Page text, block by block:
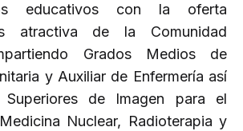
educativos con la oferta
atractiva de la Comunidad
Grados Medios de
y Auxiliar de Enfermería así
Superiores de Imagen para el
Nuclear, Radioterapia y